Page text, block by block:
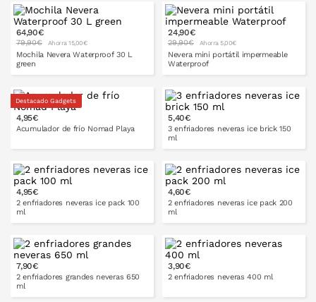
PONLO EN LA CESTA
64,90€
79,90€ Ahorra 15,00€
Mochila Nevera Waterproof 30 L
green
PONLO EN LA CESTA
24,90€
29,90€ Ahorra 5,00€
Nevera mini portátil impermeable
Waterproof
Destacado Gadgets
4,95€
Acumulador de frío Nomad Playa
PONLO EN LA CESTA
5,40€
3 enfriadores neveras ice brick 150
ml
PONLO EN LA CESTA
4,95€
2 enfriadores neveras ice pack 100
ml
PONLO EN LA CESTA
4,60€
2 enfriadores neveras ice pack 200
ml
PONLO EN LA CESTA
7,90€
2 enfriadores grandes neveras 650
ml
3,90€
2 enfriadores neveras 400 ml